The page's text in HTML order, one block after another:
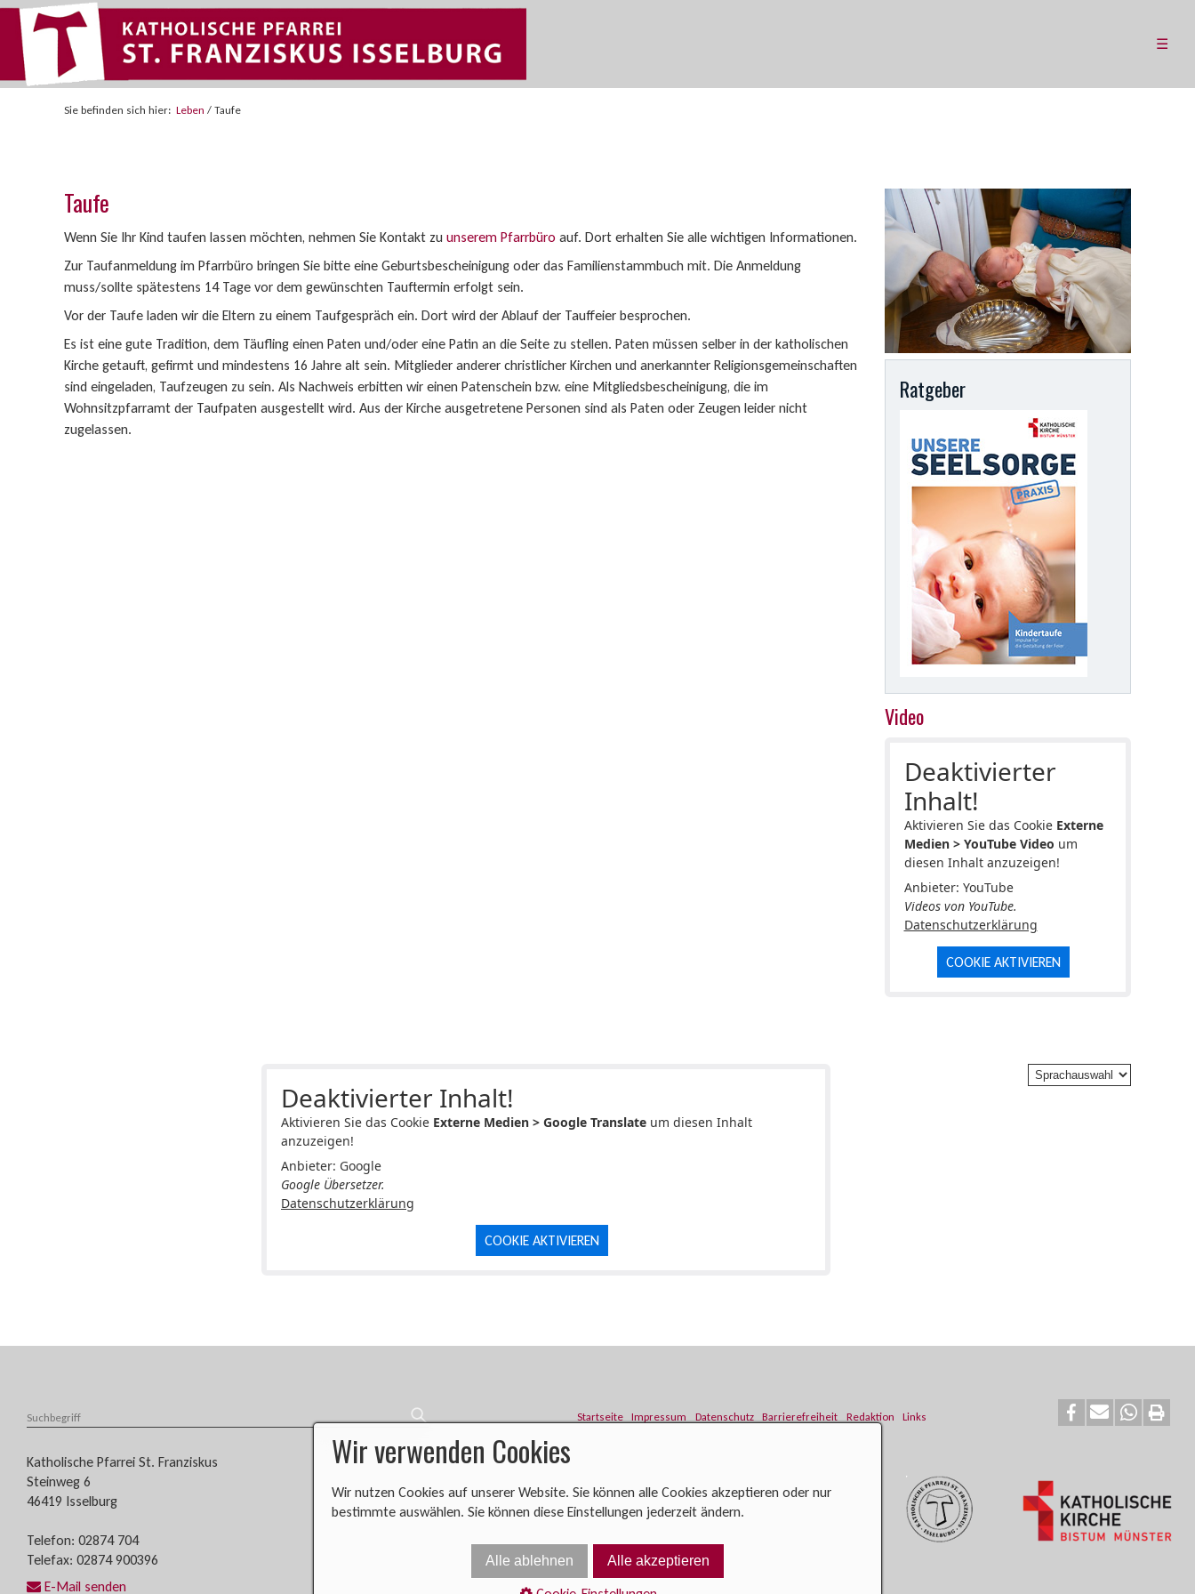
☰
Sie befinden sich hier: Leben / Taufe
Taufe
Wenn Sie Ihr Kind taufen lassen möchten, nehmen Sie Kontakt zu unserem Pfarrbüro auf. Dort erhalten Sie alle wichtigen Informationen.
Zur Taufanmeldung im Pfarrbüro bringen Sie bitte eine Geburtsbescheinigung oder das Familienstammbuch mit. Die Anmeldung
muss/sollte spätestens 14 Tage vor dem gewünschten Tauftermin erfolgt sein.
Vor der Taufe laden wir die Eltern zu einem Taufgespräch ein. Dort wird der Ablauf der Tauffeier besprochen.
Es ist eine gute Tradition, dem Täufling einen Paten und/oder eine Patin an die Seite zu stellen. Paten müssen selber in der katholischen
Kirche getauft, gefirmt und mindestens 16 Jahre alt sein. Mitglieder anderer christlicher Kirchen und anerkannter Religionsgemeinschaften
sind eingeladen, Taufzeugen zu sein. Als Nachweis erbitten wir einen Patenschein bzw. eine Mitgliedsbescheinigung, die im
Wohnsitzpfarramt der Taufpaten ausgestellt wird. Aus der Kirche ausgetretene Personen sind als Paten oder Zeugen leider nicht
zugelassen.
Ratgeber
Video
Deaktivierter
Inhalt!
Aktivieren Sie das Cookie Externe
Medien > YouTube Video um
diesen Inhalt anzuzeigen!
Anbieter: YouTube
Videos von YouTube.
Datenschutzerklärung
COOKIE AKTIVIEREN
Deaktivierter Inhalt!
Aktivieren Sie das Cookie Externe Medien > Google Translate um diesen Inhalt
anzuzeigen!
Anbieter: Google
Google Übersetzer.
Datenschutzerklärung
COOKIE AKTIVIEREN
Startseite Impressum Datenschutz Barrierefreiheit Redaktion Links
​​​​Katholische Pfarrei St. Franziskus
Steinweg 6
46419 Isselburg
Telefon: 02874 704
Telefax: 02874 900396​​​​
E-Mail senden
Wir verwenden Cookies
Wir nutzen Cookies auf unserer Website. Sie können alle Cookies akzeptieren oder nur
bestimmte auswählen. Sie können diese Einstellungen jederzeit ändern.
Alle ablehnen Alle akzeptieren